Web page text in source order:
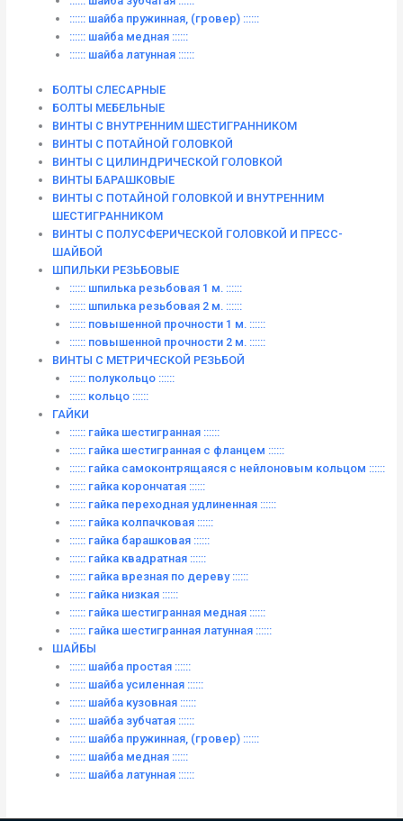
:::::: шайба пружинная, (гровер) ::::::
:::::: шайба медная ::::::
:::::: шайба латунная ::::::
БОЛТЫ СЛЕСАРНЫЕ
БОЛТЫ МЕБЕЛЬНЫЕ
ВИНТЫ С ВНУТРЕННИМ ШЕСТИГРАННИКОМ
ВИНТЫ С ПОТАЙНОЙ ГОЛОВКОЙ
ВИНТЫ С ЦИЛИНДРИЧЕСКОЙ ГОЛОВКОЙ
ВИНТЫ БАРАШКОВЫЕ
ВИНТЫ С ПОТАЙНОЙ ГОЛОВКОЙ И ВНУТРЕННИМ
ШЕСТИГРАННИКОМ
ВИНТЫ С ПОЛУСФЕРИЧЕСКОЙ ГОЛОВКОЙ И ПРЕСС-
ШАЙБОЙ
ШПИЛЬКИ РЕЗЬБОВЫЕ
:::::: шпилька резьбовая 1 м. ::::::
:::::: шпилька резьбовая 2 м. ::::::
:::::: повышенной прочности 1 м. ::::::
:::::: повышенной прочности 2 м. ::::::
ВИНТЫ C МЕТРИЧЕСКОЙ РЕЗЬБОЙ
:::::: полукольцо ::::::
:::::: кольцо ::::::
ГАЙКИ
:::::: гайка шестигранная ::::::
:::::: гайка шестигранная с фланцем ::::::
:::::: гайка самоконтрящаяся с нейлоновым кольцом ::::::
:::::: гайка корончатая ::::::
:::::: гайка переходная удлиненная ::::::
:::::: гайка колпачковая ::::::
:::::: гайка барашковая ::::::
:::::: гайка квадратная ::::::
:::::: гайка врезная по дереву ::::::
:::::: гайка низкая ::::::
:::::: гайка шестигранная медная ::::::
:::::: гайка шестигранная латунная ::::::
ШАЙБЫ
:::::: шайба простая ::::::
:::::: шайба усиленная ::::::
:::::: шайба кузовная ::::::
:::::: шайба зубчатая ::::::
:::::: шайба пружинная, (гровер) ::::::
:::::: шайба медная ::::::
:::::: шайба латунная ::::::